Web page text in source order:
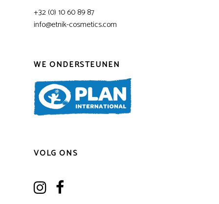
+32 (0) 10 60 89 87
info@etnik-cosmetics.com
WE ONDERSTEUNEN
VOLG ONS